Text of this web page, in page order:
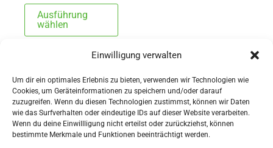
Einwilligung verwalten
Um dir ein optimales Erlebnis zu bieten, verwenden wir Technologien wie
Cookies, um Geräteinformationen zu speichern und/oder darauf
zuzugreifen. Wenn du diesen Technologien zustimmst, können wir Daten
wie das Surfverhalten oder eindeutige IDs auf dieser Website verarbeiten.
Wenn du deine Einwillligung nicht erteilst oder zurückziehst, können
bestimmte Merkmale und Funktionen beeinträchtigt werden.
Ausführung
wählen
Dieses
mehrere
Varianten
auf.
Die
Optionen
AGBs